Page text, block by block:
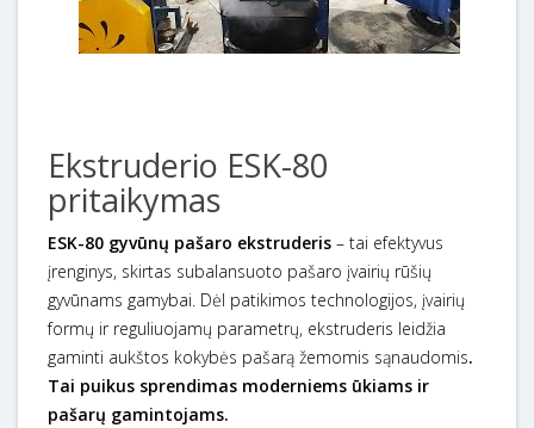
Ekstruderio ESK-80
pritaikymas
ESK-80 gyvūnų pašaro ekstruderis – tai efektyvus
įrenginys, skirtas subalansuoto pašaro įvairių rūšių
gyvūnams gamybai. Dėl patikimos technologijos, įvairių
formų ir reguliuojamų parametrų, ekstruderis leidžia
gaminti aukštos kokybės pašarą žemomis sąnaudomis.
Tai puikus sprendimas moderniems ūkiams ir
pašarų gamintojams.